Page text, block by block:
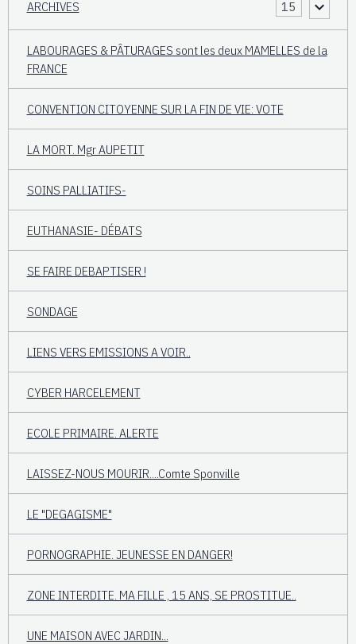
ARCHIVES 15
LABOURAGES & PÂTURAGES sont les deux MAMELLES de la
FRANCE
CONVENTION CITOYENNE SUR LA FIN DE VIE: VOTE
LA MORT. Mgr AUPETIT
SOINS PALLIATIFS-
EUTHANASIE- DÉBATS
SE FAIRE DEBAPTISER !
SONDAGE
LIENS VERS EMISSIONS A VOIR..
CYBER HARCELEMENT
ECOLE PRIMAIRE. ALERTE
LAISSEZ-NOUS MOURIR....Comte Sponville
LE "DEGAGISME"
PORNOGRAPHIE. JEUNESSE EN DANGER!
ZONE INTERDITE. MA FILLE , 15 ANS, SE PROSTITUE..
UNE MAISON AVEC JARDIN...